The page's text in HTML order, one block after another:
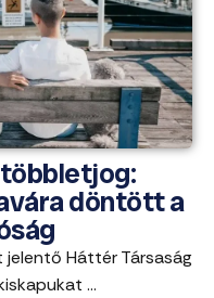
döntött a
Háttér Társaság
...